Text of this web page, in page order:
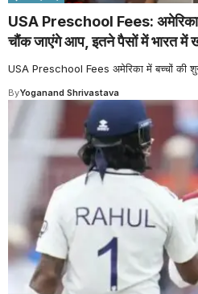
USA Preschool Fees:
चौंक जाएंगे आप, इतने पैसों में भारत
USA Preschool Fees अमेरिका में बच्चों की
ByYoganand Shrivastava